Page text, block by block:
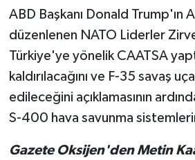
ABD Başkanı Donald Trump'ın
düzenlenen NATO Liderler
Türkiye'ye yönelik CAATSA
kaldırılacağını ve F-35 savaş
edileceğini açıklamasının
S-400 hava savunma
Gazete Oksijen'den Metin